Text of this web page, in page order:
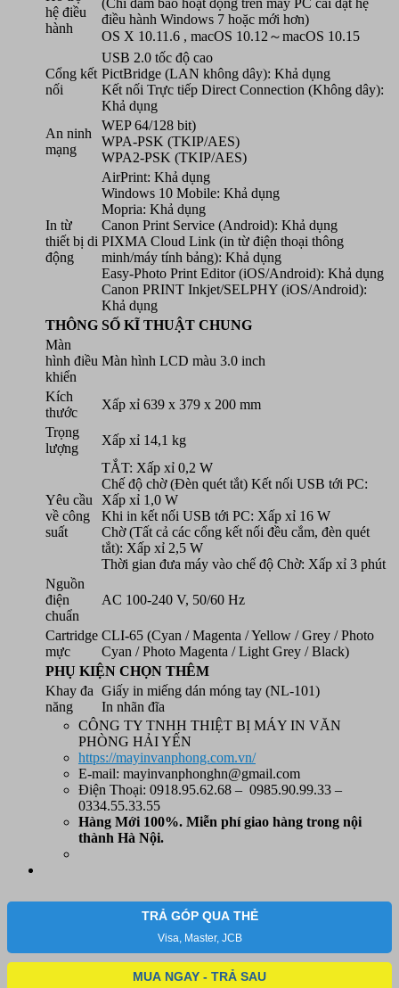
hệ điều
hành
(Chỉ đảm bảo hoạt động trên máy PC cài đặt hệ
điều hành Windows 7 hoặc mới hơn)
OS X 10.11.6 , macOS 10.12～macOS 10.15
Cổng kết
nối
USB 2.0 tốc độ cao
PictBridge (LAN không dây): Khả dụng
Kết nối Trực tiếp Direct Connection (Không dây):
Khả dụng
An ninh
mạng
WEP 64/128 bit)
WPA-PSK (TKIP/AES)
WPA2-PSK (TKIP/AES)
In từ
thiết bị di
động
AirPrint: Khả dụng
Windows 10 Mobile: Khả dụng
Mopria: Khả dụng
Canon Print Service (Android): Khả dụng
PIXMA Cloud Link (in từ điện thoại thông
minh/máy tính bảng): Khả dụng
Easy-Photo Print Editor (iOS/Android): Khả dụng
Canon PRINT Inkjet/SELPHY (iOS/Android):
Khả dụng
THÔNG SỐ KĨ THUẬT CHUNG
Màn
hình điều
khiển
Màn hình LCD màu 3.0 inch
Kích
thước
Xấp xỉ 639 x 379 x 200 mm
Trọng
lượng
Xấp xỉ 14,1 kg
Yêu cầu
về công
suất
TẮT: Xấp xỉ 0,2 W
Chế độ chờ (Đèn quét tắt) Kết nối USB tới PC:
Xấp xỉ 1,0 W
Khi in kết nối USB tới PC: Xấp xỉ 16 W
Chờ (Tất cả các cổng kết nối đều cắm, đèn quét
tắt): Xấp xỉ 2,5 W
Thời gian đưa máy vào chế độ Chờ: Xấp xỉ 3 phút
Nguồn
điện
chuẩn
AC 100-240 V, 50/60 Hz
Cartridge
mực
CLI-65 (Cyan / Magenta / Yellow / Grey / Photo
Cyan / Photo Magenta / Light Grey / Black)
PHỤ KIỆN CHỌN THÊM
Khay đa
năng
Giấy in miếng dán móng tay (NL-101)
In nhãn đĩa
CÔNG TY TNHH THIỆT BỊ MÁY IN VĂN
PHÒNG HẢI YẾN
https://mayinvanphong.com.vn/
E-mail: mayinvanphonghn@gmail.com
Điện Thoại: 0918.95.62.68 – 0985.90.99.33 –
0334.55.33.55
Hàng Mới 100%. Miễn phígiao hàng trong nội
thành Hà Nội.
TRẢ GÓP QUA THẺ
Visa, Master, JCB
MUA NGAY - TRẢ SAU